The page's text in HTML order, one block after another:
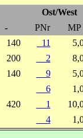
Ost/West
- PNr
MP
140 11
200 2
140 9
6
420 1
4